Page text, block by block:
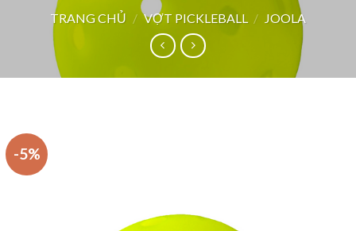
TRANG CHỦ / VỢT PICKLEBALL / JOOLA
-5%